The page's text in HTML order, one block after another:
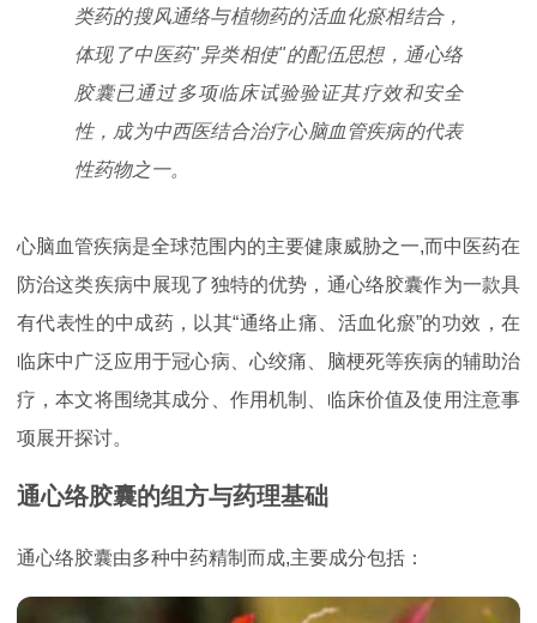
类药的搜风通络与植物药的活血化瘀相结合，
体现了中医药"异类相使"的配伍思想，通心络
胶囊已通过多项临床试验验证其疗效和安全
性，成为中西医结合治疗心脑血管疾病的代表
性药物之一。
心脑血管疾病是全球范围内的主要健康威胁之一,而中医药在
防治这类疾病中展现了独特的优势，通心络胶囊作为一款具
有代表性的中成药，以其“通络止痛、活血化瘀”的功效，在
临床中广泛应用于冠心病、心绞痛、脑梗死等疾病的辅助治
疗，本文将围绕其成分、作用机制、临床价值及使用注意事
项展开探讨。
通心络胶囊的组方与药理基础
通心络胶囊由多种中药精制而成,主要成分包括：